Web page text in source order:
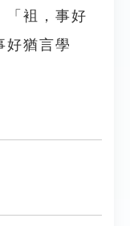
「袓，事好
好猶言學